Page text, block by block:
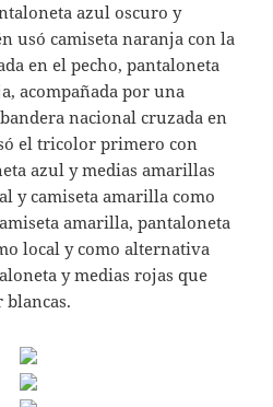
azul oscuro y
usó camiseta naranja con la
en el pecho, pantaloneta
acompañada por una
nacional cruzada en
el tricolor primero con
azul y medias amarillas
y camiseta amarilla como
amarilla, pantaloneta
local y como alternativa
y medias rojas que
blancas.